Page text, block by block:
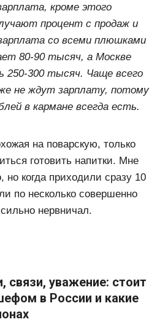
кроме этого
процент с продаж и
со всеми плюшками
80-90 тысяч, а Москве
250-300 тысяч. Чаще всего
не ждут зарплату, потому
в кармане всегда есть.
на поварскую, только
готовить напитки. Мне
но когда приходили сразу 10
по несколько совершенно
нервничал.
связи, уважение: стоит
в России и какие